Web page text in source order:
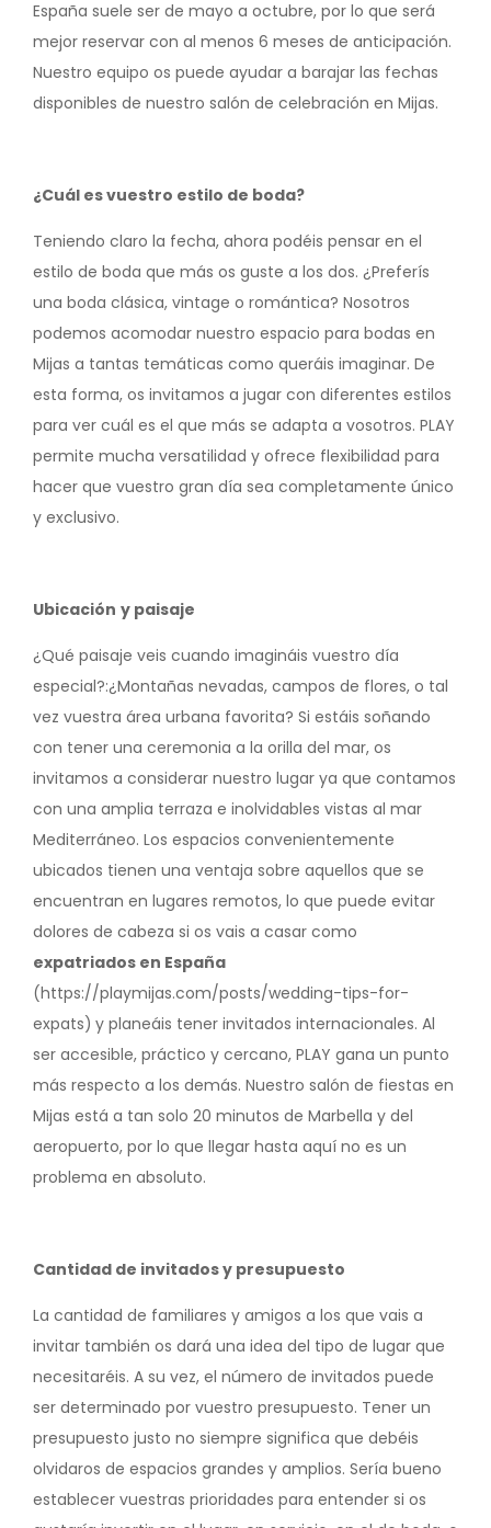
España suele ser de mayo a octubre, por lo que será
mejor reservar con al menos 6 meses de anticipación.
Nuestro equipo os puede ayudar a barajar las fechas
disponibles de nuestro salón de celebración en Mijas.
¿Cuál es vuestro estilo de boda?
Teniendo claro la fecha, ahora podéis pensar en el
estilo de boda que más os guste a los dos. ¿Preferís
una boda clásica, vintage o romántica? Nosotros
podemos acomodar nuestro espacio para bodas en
Mijas a tantas temáticas como queráis imaginar. De
esta forma, os invitamos a jugar con diferentes estilos
para ver cuál es el que más se adapta a vosotros. PLAY
permite mucha versatilidad y ofrece flexibilidad para
hacer que vuestro gran día sea completamente único
y exclusivo.
Ubicación y paisaje
¿Qué paisaje veis cuando imagináis vuestro día
especial?:¿Montañas nevadas, campos de flores, o tal
vez vuestra área urbana favorita? Si estáis soñando
con tener una ceremonia a la orilla del mar, os
invitamos a considerar nuestro lugar ya que contamos
con una amplia terraza e inolvidables vistas al mar
Mediterráneo. Los espacios convenientemente
ubicados tienen una ventaja sobre aquellos que se
encuentran en lugares remotos, lo que puede evitar
dolores de cabeza si os vais a casar como
expatriados en España
(https://playmijas.com/posts/wedding-tips-for-
expats) y planeáis tener invitados internacionales. Al
ser accesible, práctico y cercano, PLAY gana un punto
más respecto a los demás. Nuestro salón de fiestas en
Mijas está a tan solo 20 minutos de Marbella y del
aeropuerto, por lo que llegar hasta aquí no es un
problema en absoluto.
Cantidad de invitados y presupuesto
La cantidad de familiares y amigos a los que vais a
invitar también os dará una idea del tipo de lugar que
necesitaréis. A su vez, el número de invitados puede
ser determinado por vuestro presupuesto. Tener un
presupuesto justo no siempre significa que debéis
olvidaros de espacios grandes y amplios. Sería bueno
establecer vuestras prioridades para entender si os